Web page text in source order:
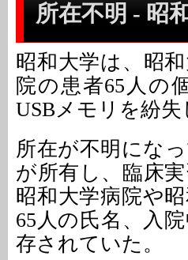
所在不明 - 昭
昭和大学は、昭
院の患者65人の
USBメモリを紛失
所在が不明にな
が所有し、臨床
昭和大学病院や
65人の氏名、入
存されていた。